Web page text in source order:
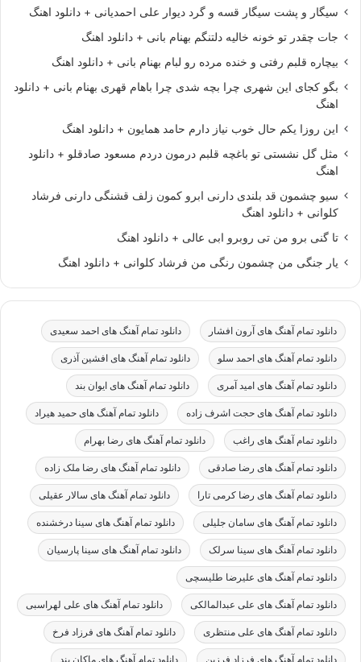
سیگار و پشت سیگار قسه و گرد دیوار علی احمدیانی + دانلود اهنگ
جات چقدر تو خونه خالیه دلتنگم بهنام بانی + دانلود اهنگ
بیچاره قلبم رفتی و خنده مرده رو لبام بهنام بانی + دانلود اهنگ
بگو کجای این شهری چرا بچه شدی چرا باهام قهری بهنام بانی + دانلود
اهنگ
این روزا یکم حال خوب نیاز دارم حامد همایون + دانلود اهنگ
مثل گل نشستی تو باغچه قلبم درمون دردم مسعود صادقلو + دانلود
اهنگ
سیو چشمون قد بلندی دارنی ابرو کمون زلف قشنگی دارنی فرشاد
کلوانی + دانلود اهنگ
تا گنی برو من تی روبرو ابی عالی + دانلود اهنگ
یار جنگی من چشمون رنگی من فرشاد کلوانی + دانلود اهنگ
دانلود تمام آهنگ های آرون افشار دانلود تمام آهنگ های احمد سعیدی
دانلود تمام آهنگ های احمد سلو دانلود تمام آهنگ های افشین آذری
دانلود تمام آهنگ های امید آمری دانلود تمام آهنگ های ایوان بند
دانلود تمام آهنگ های حجت اشرف زاده دانلود تمام آهنگ های حمید هیراد
دانلود تمام آهنگ های راغب دانلود تمام آهنگ های رضا بهرام
دانلود تمام آهنگ های رضا صادقی دانلود تمام آهنگ های رضا ملک زاده
دانلود تمام آهنگ های رضا کرمی تارا دانلود تمام آهنگ های سالار عقیلی
دانلود تمام آهنگ های سامان جلیلی دانلود تمام آهنگ های سینا درخشنده
دانلود تمام آهنگ های سینا سرلک دانلود تمام آهنگ های سینا پارسیان
دانلود تمام آهنگ های علیرضا طلیسچی
دانلود تمام آهنگ های علی عبدالمالکی دانلود تمام آهنگ های علی لهراسبی
دانلود تمام آهنگ های علی منتظری دانلود تمام آهنگ های فرزاد فرخ
دانلود تمام آهنگ های فرزاد فرزین دانلود تمام آهنگ های ماکان بند